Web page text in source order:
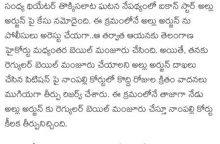
సంధ్య థియేటర్ తొక్కిసలాట ఘటన నేపథ్యంలో ఐకాన్ స్టార్ అల్లు
అర్జున్ పై కేసు నమోదైంది. ఈ క్రమంలోనే అల్లు అర్జున్ ను
పోలీసులు అరెస్టు చేయగా..ఆ తర్వాత ఆయనకు తెలంగాణ
హైకోర్టు మధ్యంతర బెయిల్ మంజూరు చేసింది. అయితే, తనకు
రెగ్యులర్ బెయిల్ మంజూరు చేయాలని అల్లు అర్జున్ దాఖలు
చేసిన పిటిషన్ పై నాంపల్లి కోర్టులో కొద్ది రోజుల క్రితం వాదనలు
ముగియగా తీర్పు రిజర్వ్ చేశారు. ఈ క్రమంలోనే తాజాగా నేడు
అల్లు అర్జున్ కు రెగ్యులర్ బెయిల్ మంజూరు చేస్తూ నాంపల్లి కోర్టు
కీలక తీర్పునిచ్చింది.